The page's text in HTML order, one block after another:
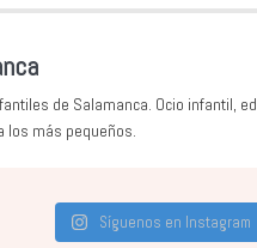
de Salamanca. Ocio infantil,
los más pequeños.
Síguenos en Instagram